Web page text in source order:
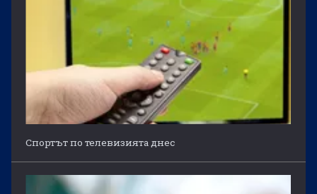
Спортът по телевизията днес